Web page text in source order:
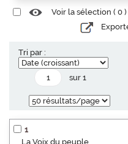
Voir la sélection ( 0 )
Tri par :
sur 1
1
La Voix du peuple